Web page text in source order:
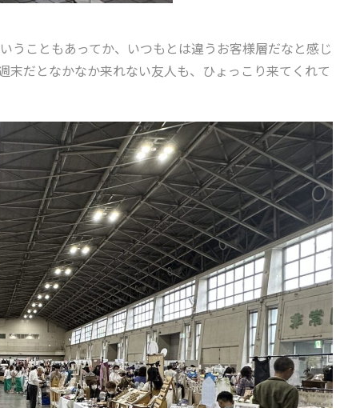
うこともあってか、いつもとは違うお客様層だなと感じ
末だとなかなか来れない友人も、ひょっこり来てくれて